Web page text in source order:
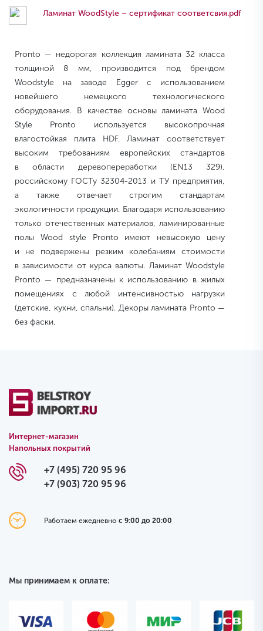
Ламинат WoodStyle – сертификат соответсвия.pdf
Pronto — недорогая коллекция ламината 32 класса
толщиной 8 мм, производится под брендом
Woodstyle на заводе Egger с использованием
новейшего немецкого технологического
оборудования. В качестве основы ламината Wood
Style Pronto используется высокопрочная
влагостойкая плита HDF. Ламинат соответствует
высоким требованиям европейских стандартов
в области деревопереработки (EN13 329),
российскому ГОСТу 32304-2013 и ТУ предприятия,
а также отвечает строгим стандартам
экологичности продукции. Благодаря использованию
только отечественных материалов, ламинированные
полы Wood style Pronto имеют невысокую цену
и не подвержены резким колебаниям стоимости
в зависимости от курса валюты. Ламинат Woodstyle
Pronto — предназначены к использованию в жилых
помещениях с любой интенсивностью нагрузки
(детские, кухни, спальни). Декоры ламината Pronto —
без фаски.
Интернет-магазин
Напольных покрытий
+7 (495) 720 95 96
+7 (903) 720 95 96
Работаем ежедневно с 9:00 до 20:00
Мы принимаем к оплате: